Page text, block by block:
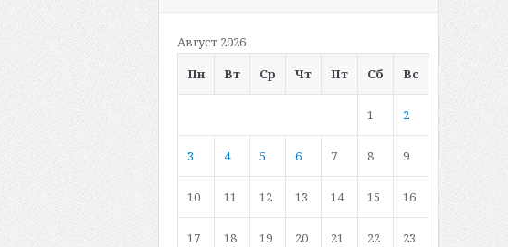
Август 2026
Пн
Вт Ср Чт Пт Сб Вс
1 2
3 4 5 6 7 8 9
10 11 12 13 14 15 16
17 18 19 20 21 22 23